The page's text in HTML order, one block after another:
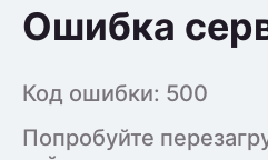
Ошибка
Код ошибки: 500
Попробуйте